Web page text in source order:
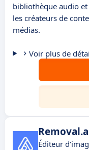
bibliothèque audio
les créateurs de
médias.
Voir plus de
Éditeur